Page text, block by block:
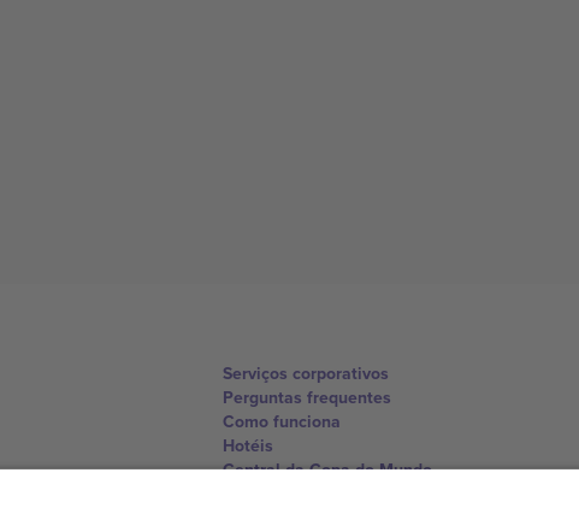
Serviços corporativos
Perguntas frequentes
Como funciona
Hotéis
Central da Copa do Mundo